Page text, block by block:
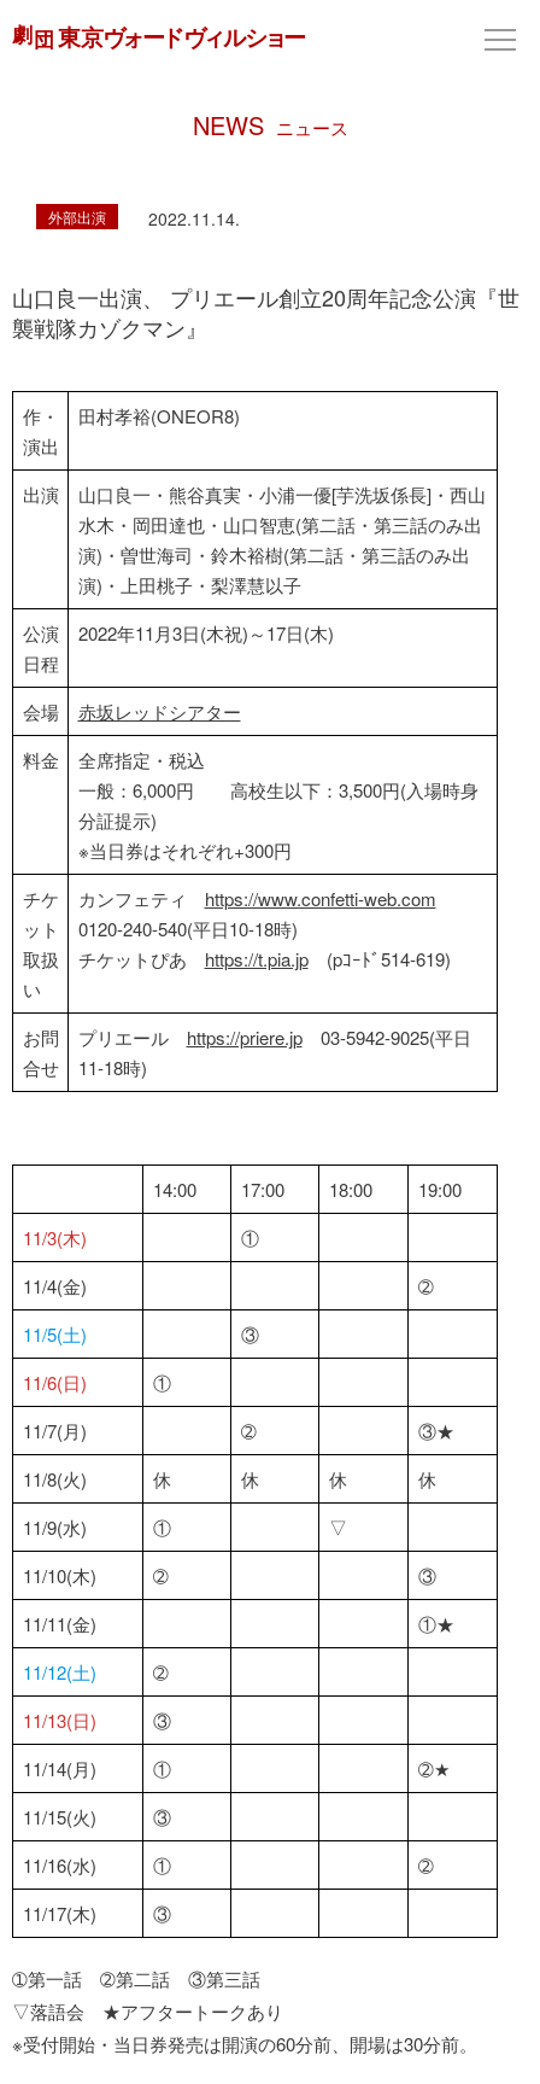
NEWS ニュース
外部出演 2022.11.14.
山口良一出演、 プリエール創立20周年記念公演『世
襲戦隊カゾクマン』
作・
演出
田村孝裕(ONEOR8)
出演
山口良一・熊谷真実・小浦一優[芋洗坂係長]・西山
水木・岡田達也・山口智恵(第二話・第三話のみ出
演)・曽世海司・鈴木裕樹(第二話・第三話のみ出
演)・上田桃子・梨澤慧以子
公演
日程
2022年11月3日(木祝)～17日(木)
会場
赤坂レッドシアター
料金
全席指定・税込
一般：6,000円 高校生以下：3,500円(入場時身
分証提示)
※当日券はそれぞれ+300円
チケ
ット
取扱
い
カンフェティ https://www.confetti-web.com
0120-240-540(平日10-18時)
チケットぴあ https://t.pia.jp(pｺｰﾄﾞ514-619)
お問
合せ
プリエール https://priere.jp03-5942-9025(平日
11-18時)
14:00 17:00 18:00
19:00
11/3(木)
①
11/4(金)
➁
11/5(土)
③
11/6(日)
①
11/7(月)
➁
③★
11/8(火)
休 休 休
休
11/9(水)
①
▽
11/10(木)
➁
③
11/11(金)
①★
11/12(土)
➁
11/13(日)
③
11/14(月)
①
➁★
11/15(火)
③
11/16(水)
①
➁
11/17(木)
③
➀第一話 ➁第二話 ③第三話
▽落語会 ★アフタートークあり
※受付開始・当日券発売は開演の60分前、開場は30分前。